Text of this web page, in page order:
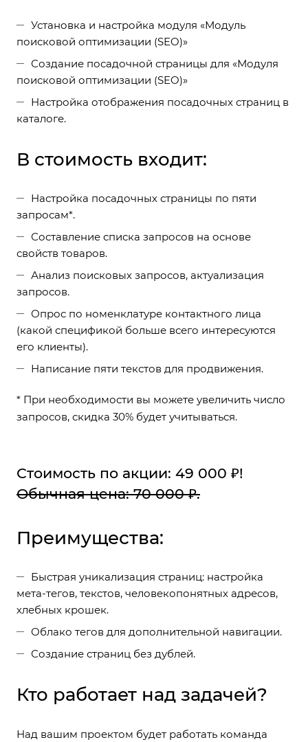
Установка и настройка модуля «Модуль
поисковой оптимизации (SEO)»
Создание посадочной страницы для «Модуля
поисковой оптимизации (SEO)»
Настройка отображения посадочных страниц в
каталоге.
В стоимость входит:
Настройка посадочных страницы по пяти
запросам*.
Составление списка запросов на основе
свойств товаров.
Анализ поисковых запросов, актуализация
запросов.
Опрос по номенклатуре контактного лица
(какой спецификой больше всего интересуются
его клиенты).
Написание пяти текстов для продвижения.
* При необходимости вы можете увеличить число
запросов, скидка 30% будет учитываться.
Стоимость по акции: 49 000 ₽!
Обычная цена: 70 000 ₽.
Преимущества:
Быстрая уникализация страниц: настройка
мета-тегов, текстов, человекопонятных адресов,
хлебных крошек.
Облако тегов для дополнительной навигации.
Создание страниц без дублей.
Кто работает над задачей?
Над вашим проектом будет работать команда